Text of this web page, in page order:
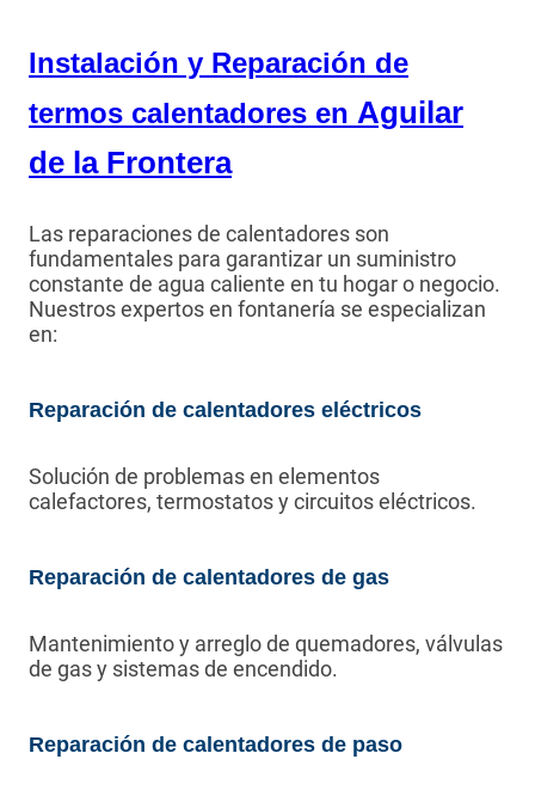
Instalación y Reparación de
termos calentadores en Aguilar
de la Frontera
Las reparaciones de calentadores son
fundamentales para garantizar un suministro
constante de agua caliente en tu hogar o negocio.
Nuestros expertos en fontanería se especializan
en:
Reparación de calentadores eléctricos
Solución de problemas en elementos
calefactores, termostatos y circuitos eléctricos.
Reparación de calentadores de gas
Mantenimiento y arreglo de quemadores, válvulas
de gas y sistemas de encendido.
Reparación de calentadores de paso